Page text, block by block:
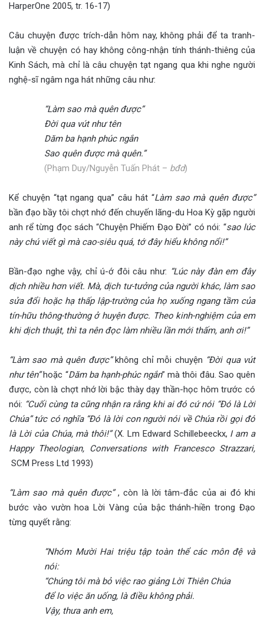
HarperOne 2005, tr. 16-17)
Câu chuyện được trích-dẫn hôm nay, không phải để ta tranh-
luận về chuyện có hay không công-nhận tính thánh-thiêng của
Kinh Sách, mà chỉ là câu chuyện tạt ngang qua khi nghe người
nghệ-sĩ ngâm nga hát những câu như:
“Làm sao mà quên được”
Đời qua vút như tên
Dăm ba hạnh phúc ngắn
Sao quên được mà quên.”
(Phạm Duy/Nguyễn Tuấn Phát – bđd)
Kể chuyện “tạt ngang qua” câu hát “Làm sao mà quên được”
bần đạo bầy tôi chợt nhớ đến chuyến lãng-du Hoa Kỳ gặp người
anh rể từng đọc sách “Chuyện Phiếm Đạo Đời” có nói: “sao lúc
này chú viết gì mà cao-siêu quá, tớ đây hiểu không nổi!”
Bần-đạo nghe vậy, chỉ ú-ớ đôi câu như: “Lúc này đàn em đây
dịch nhiều hơn viết. Mà, dịch tư-tưởng của người khác, làm sao
sửa đổi hoặc hạ thấp lập-trường của họ xuống ngang tầm của
tín-hữu thông-thường ở huyện được. Theo kinh-nghiệm của em
khi dịch thuật, thì ta nên đọc làm nhiều lần mới thấm, anh ơi!”
“Làm sao mà quên được”không chỉ mỗi chuyện “Đời qua vút
như tên”hoặc “Dăm ba hạnh-phúc ngắn” mà thôi đâu. Sao quên
được, còn là chợt nhớ lời bậc thày dạy thần-học hôm trước có
nói: “Cuối cùng ta cũng nhận ra rằng khi ai đó cứ nói “Đó là Lời
Chúa” tức có nghĩa “Đó là lời con người nói về Chúa rồi gọi đó
là Lời của Chúa, mà thôi!”(X. Lm Edward Schillebeeckx, I am a
Happy Theologian, Conversations with Francesco Strazzari,
SCM Press Ltd 1993)
“Làm sao mà quên được”, còn là lời tâm-đắc của ai đó khi
bước vào vườn hoa Lời Vàng của bậc thánh-hiền trong Đạo
từng quyết rằng:
“Nhóm Mười Hai triệu tập toàn thể các môn đệ và
nói:
“Chúng tôi mà bỏ việc rao giảng Lời Thiên Chúa
để lo việc ăn uống, là điều không phải.
Vậy, thưa anh em,